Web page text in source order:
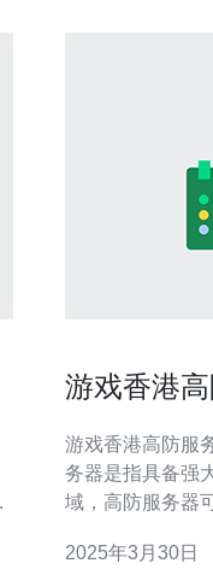
游戏香港
游戏香港高防服务
务器是指具备强
域，高防服务器
科技中心，拥有
2025年3月30日